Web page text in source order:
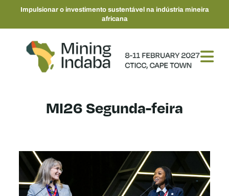
Impulsionar o investimento sustentável na indústria mineira
africana
MI26 Segunda-feira